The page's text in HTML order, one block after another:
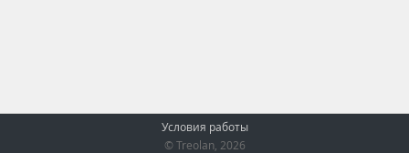
Условия работы
© Treolan, 2026